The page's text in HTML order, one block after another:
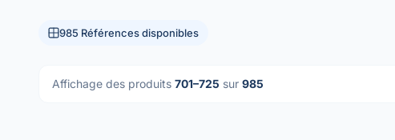
985 Références disponibles
Affichage des produits 701–725 sur 985